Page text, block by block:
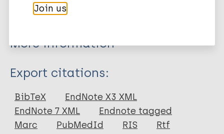
housing conditions were significant.
More information
Type
Journal Article
Author
Export citations:
BibTeX
EndNote X3 XML
EndNote 7 XML
Endnote tagged
Marc
PubMedId RIS Rtf
Join us